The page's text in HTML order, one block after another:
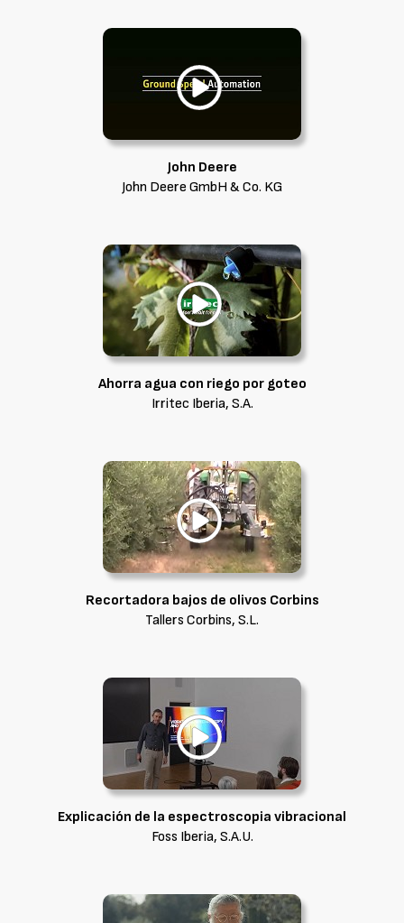
John Deere
John Deere GmbH & Co. KG
Ahorra agua con riego por goteo
Irritec Iberia, S.A.
Recortadora bajos de olivos Corbins
Tallers Corbins, S.L.
Explicación de la espectroscopia vibracional
Foss Iberia, S.A.U.